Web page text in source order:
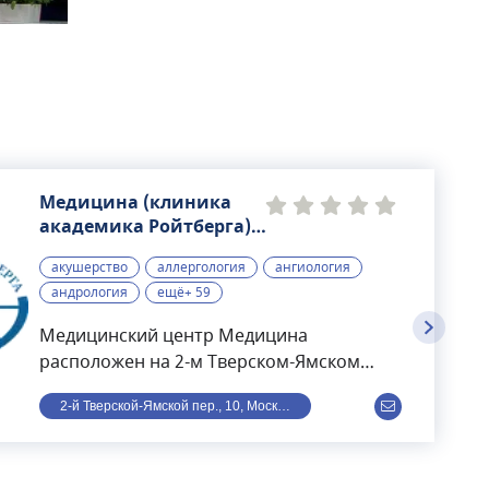
Медицина (клиника
академика Ройтберга),
многопрофильный
медицинский центр
акушерство аллергология
ангиология
андрология
ещё+ 59
Медицинский центр Медицина
расположен на 2-м Тверском-Ямском
переулке в Москве. Раньше носил
название имени академика Ройтберга.
2-й Тверской-Ямской пер., 10, Москва, Россия